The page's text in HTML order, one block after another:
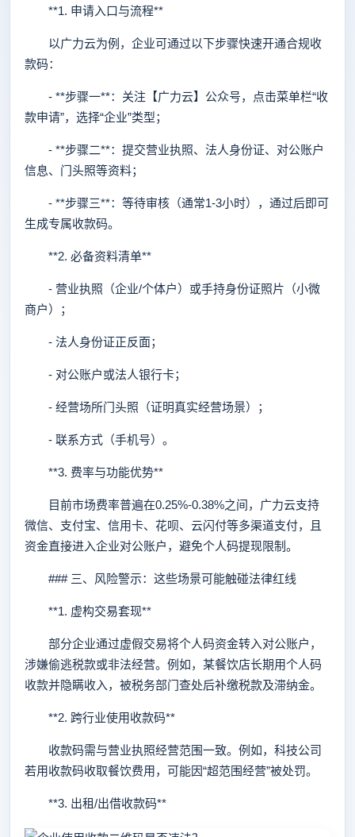
**1. 申请入口与流程**
以广力云为例，企业可通过以下步骤快速开通合规收
款码：
- **步骤一**：关注【广力云】公众号，点击菜单栏“收
款申请”，选择“企业”类型；
- **步骤二**：提交营业执照、法人身份证、对公账户
信息、门头照等资料；
- **步骤三**：等待审核（通常1-3小时），通过后即可
生成专属收款码。
**2. 必备资料清单**
- 营业执照（企业/个体户）或手持身份证照片（小微
商户）；
- 法人身份证正反面；
- 对公账户或法人银行卡；
- 经营场所门头照（证明真实经营场景）；
- 联系方式（手机号）。
**3. 费率与功能优势**
目前市场费率普遍在0.25%-0.38%之间，广力云支持
微信、支付宝、信用卡、花呗、云闪付等多渠道支付，且
资金直接进入企业对公账户，避免个人码提现限制。
### 三、风险警示：这些场景可能触碰法律红线
**1. 虚构交易套现**
部分企业通过虚假交易将个人码资金转入对公账户，
涉嫌偷逃税款或非法经营。例如，某餐饮店长期用个人码
收款并隐瞒收入，被税务部门查处后补缴税款及滞纳金。
**2. 跨行业使用收款码**
收款码需与营业执照经营范围一致。例如，科技公司
若用收款码收取餐饮费用，可能因“超范围经营”被处罚。
**3. 出租/出借收款码**